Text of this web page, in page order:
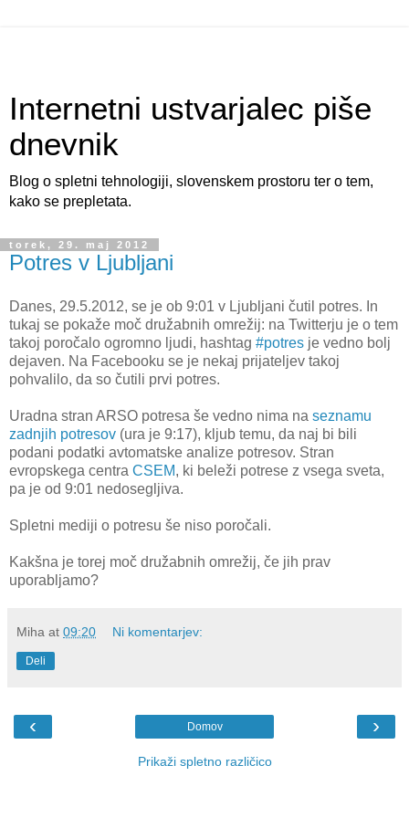
Internetni ustvarjalec piše
dnevnik
Blog o spletni tehnologiji, slovenskem prostoru ter o tem,
kako se prepletata.
torek, 29. maj 2012
Potres v Ljubljani
Danes, 29.5.2012, se je ob 9:01 v Ljubljani čutil potres. In
tukaj se pokaže moč družabnih omrežij: na Twitterju je o tem
takoj poročalo ogromno ljudi, hashtag #potres je vedno bolj
dejaven. Na Facebooku se je nekaj prijateljev takoj
pohvalilo, da so čutili prvi potres.
Uradna stran ARSO potresa še vedno nima na seznamu
zadnjih potresov (ura je 9:17), kljub temu, da naj bi bili
podani podatki avtomatske analize potresov. Stran
evropskega centra CSEM, ki beleži potrese z vsega sveta,
pa je od 9:01 nedosegljiva.
Spletni mediji o potresu še niso poročali.
Kakšna je torej moč družabnih omrežij, če jih prav
uporabljamo?
Miha at 09:20 Ni komentarjev:
Deli
‹ ›
Domov
Prikaži spletno različico